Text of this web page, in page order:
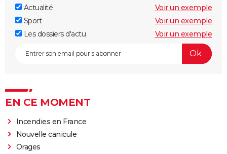
Actualité
Voir un exemple
Sport
Voir un exemple
Les dossiers d'actu
Voir un exemple
EN CE MOMENT
Incendies en France
Nouvelle canicule
Orages